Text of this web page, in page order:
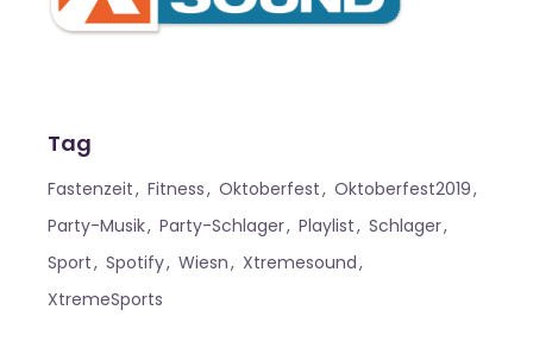
Tag
Fastenzeit Fitness Oktoberfest
Oktoberfest2019
Party-Musik
Party-Schlager Playlist
Schlager
Sport
Spotify Wiesn
Xtremesound
XtremeSports